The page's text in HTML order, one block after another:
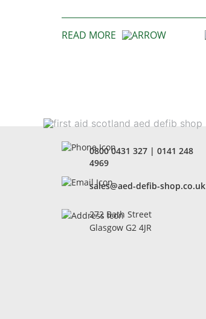
READ MORE
0800 0431 327 | 0141 248
4969
sales@aed-defib-shop.co.uk
272 Bath Street
Glasgow G2 4JR